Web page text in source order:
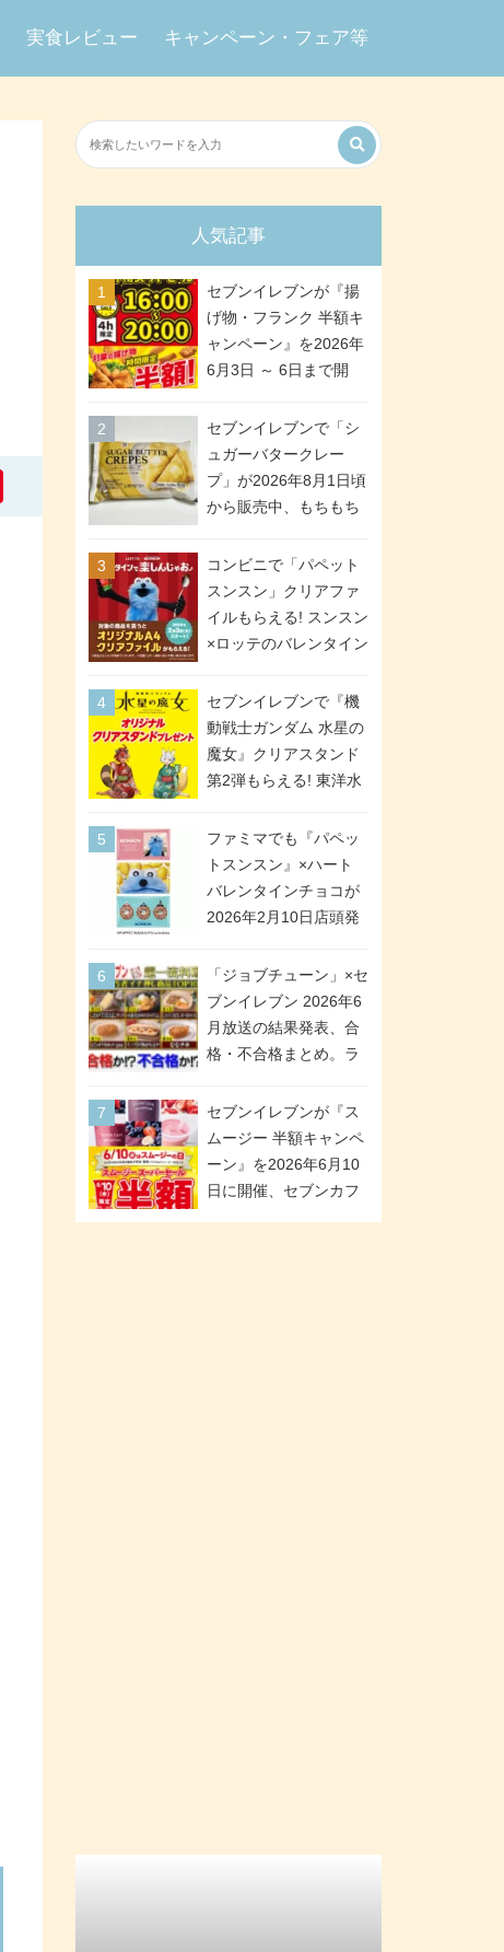
実食レビュー キャンペーン・フェア等
人気記事
セブンイレブンが『揚
げ物・フランク 半額キ
ャンペーン』を2026年
6月3日 ～ 6日まで開
などが「揚げ物スーパ
ーセール」でお得に! 各
日16:00 ～ 20:00の4時
間限定で実施。ななチ
メリカンドッグが税抜
セブンイレブンで「シ
ュガーバタークレー
プ」が2026年8月1日頃
から販売中、もちもち
シュガー＆バターをレ
ンジアップで手軽に楽
しめる冷凍食品。2個入
り
コンビニで「パペット
スンスン」クリアファ
イルもらえる! スンスン
×ロッテのバレンタイン
スタート。セブン、フ
ァミマ、ローソンの3社
で異なるデザイン＆対
象商品
セブンイレブンで『機
動戦士ガンダム 水星の
魔女』クリアスタンド
第2弾もらえる! 東洋水
ペーンが2026年5月26
日スタート。浴衣＆た
ぬき・キツネ姿のスレ
ッタ / ミオリネ / グエ
号・5号) / シャディク
が全6種のクリアスタン
ドになって登場!
ファミマでも『パペッ
トスンスン』×ハート
バレンタインチョコが
2026年2月10日店頭発
チョコ」「チョコ缶」
「ツインギフト」が登
場
「ジョブチューン」×セ
ブンイレブン 2026年6
月放送の結果発表、合
格・不合格まとめ。ラ
合格「金のハンバー
グ」。満場一致合格数
は6商品、合格数は2商
品。TVerでの見逃し配
セブンイレブンが『ス
ムージー 半額キャンペ
ーン』を2026年6月10
日に開催、セブンカフ